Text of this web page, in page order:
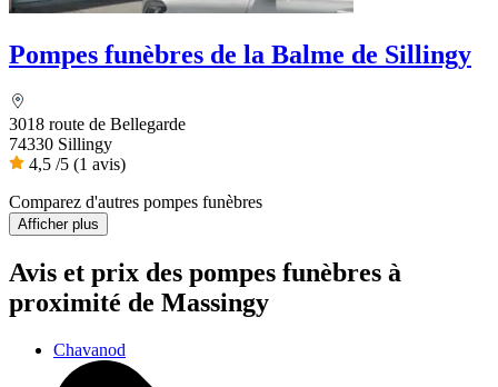
Pompes funèbres de la Balme de Sillingy
3018 route de Bellegarde
74330 Sillingy
4,5 /5 (1 avis)
Comparez d'autres pompes funèbres
Afficher plus
Avis et prix des pompes funèbres à
proximité de Massingy
Chavanod